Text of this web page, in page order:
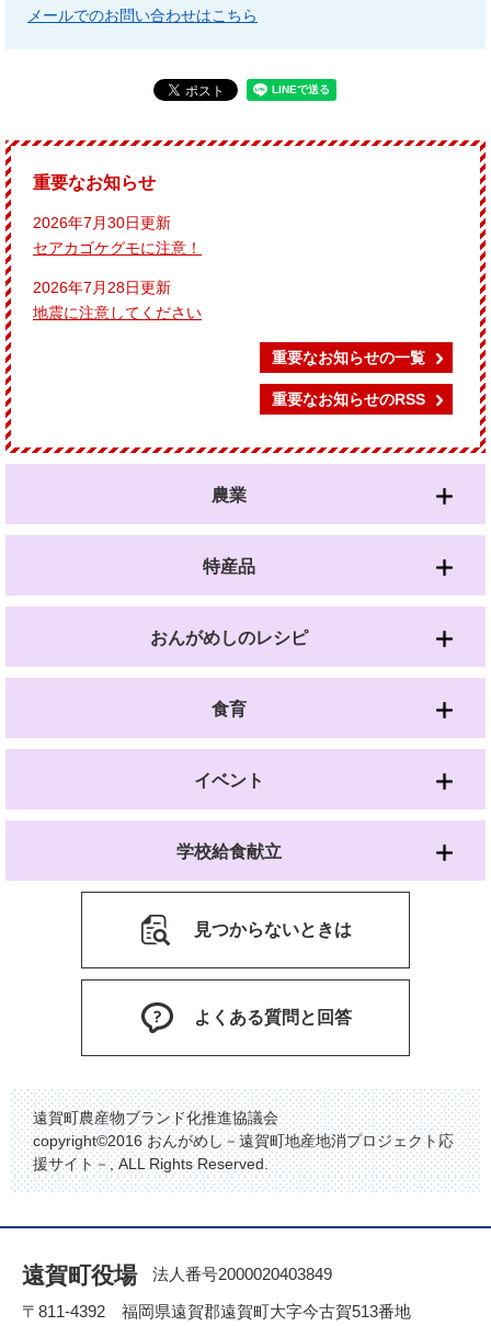
メールでのお問い合わせはこちら
重要なお知らせ
2026年7月30日更新
セアカゴケグモに注意！
2026年7月28日更新
地震に注意してください
重要なお知らせの一覧
重要なお知らせのRSS
農業
特産品
おんがめしのレシピ
食育
イベント
学校給食献立
見つからないときは
よくある質問と回答
遠賀町農産物ブランド化推進協議会
copyright©2016 おんがめし－遠賀町地産地消プロジェクト応
援サイト－, ALL Rights Reserved.
遠賀町役場
法人番号2000020403849
〒811-4392 福岡県遠賀郡遠賀町大字今古賀513番地